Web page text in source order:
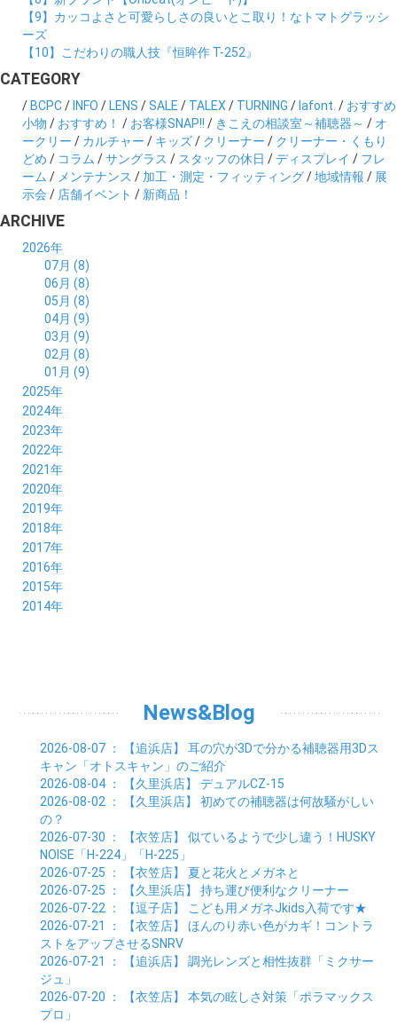
【9】カッコよさと可愛らしさの良いとこ取り！なトマトグラッシ
ーズ
【10】こだわりの職人技『恒眸作 T-252』
CATEGORY
/ BCPC/ INFO / LENS /SALE / TALEX / TURNING / lafont. / おすすめ
小物 / おすすめ！ / お客様SNAP!! / きこえの相談室～補聴器～ / オ
ークリー / カルチャー / キッズ/ クリーナー / クリーナー・くもり
どめ / コラム /サングラス / スタッフの休日 /ディスプレイ / フレ
ーム / メンテナンス / 加工・測定・フィッティング/地域情報 / 展
示会 / 店舗イベント / 新商品！
ARCHIVE
2026年
07月 (8)
06月 (8)
05月 (8)
04月 (9)
03月 (9)
02月 (8)
01月 (9)
2025年
12月 (10)
11月 (8)
10月 (8)
09月 (8)
08月 (9)
07月 (7)
06月 (9)
05月 (8)
04月 (8)
03月 (9)
02月 (8)
01月 (8)
2024年
12月 (8)
11月 (9)
10月 (8)
09月 (9)
08月 (7)
07月 (8)
06月 (8)
05月 (8)
04月 (8)
03月 (8)
02月 (9)
2023年
12月 (8)
11月 (8)
10月 (8)
09月 (8)
08月 (9)
07月 (9)
06月 (8)
05月 (9)
04月 (9)
03月 (8)
2022年
12月 (9)
11月 (5)
10月 (4)
09月 (5)
08月 (4)
07月 (4)
06月 (5)
05月 (5)
04月 (2)
2021年
12月 (6)
11月 (4)
10月 (3)
09月 (7)
08月 (5)
07月 (4)
06月 (6)
05月 (6)
2020年
12月 (3)
11月 (6)
10月 (7)
09月 (7)
08月 (5)
07月 (5)
06月 (7)
2019年
12月 (9)
11月 (5)
10月 (7)
09月 (11)
08月 (6)
07月 (5)
2018年
12月 (6)
11月 (7)
10月 (6)
09月 (8)
08月 (4)
01月 (7)
2017年
12月 (6)
11月 (4)
10月 (5)
02月 (3)
01月 (6)
2016年
12月 (7)
11月 (4)
03月 (6)
02月 (9)
01月 (11)
2015年
12月 (6)
06月 (2)
2014年
News&Blog
2026-08-07 ： 【追浜店】 耳の穴が3Dで分かる補聴器用3Dス
キャン「オトスキャン」のご紹介
2026-08-04 ： 【久里浜店】 デュアルCZ-15
2026-08-02 ： 【久里浜店】 初めての補聴器は何故騒がしい
の？
2026-07-30 ： 【衣笠店】 似ているようで少し違う！HUSKY
NOISE「H-224」「H-225」
2026-07-25 ： 【衣笠店】 夏と花火とメガネと
2026-07-25 ： 【久里浜店】 持ち運び便利なクリーナー
2026-07-22 ： 【逗子店】
こども用メガネJkids入荷です★
2026-07-21
： 【衣笠店】 ほんのり赤い色がカギ！コントラ
ストをアップさせるSNRV
2026-07-21
： 【追浜店】 調光レンズと相性抜群「ミクサー
ジュ」
2026-07-20 ： 【衣笠店】 本気の眩しさ対策「ポラマックス
プロ」